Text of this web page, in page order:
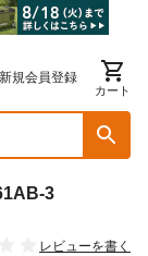
規会員登録
カート
3
レビューを書く